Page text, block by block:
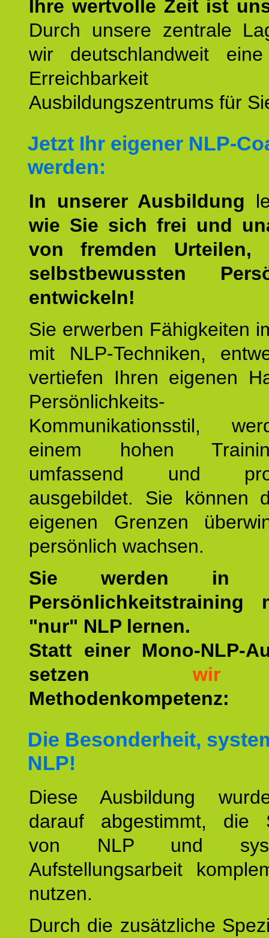
Ihre wertvolle Zeit ist
Durch unsere zentrale
wir deutschlandweit
Erreichbarkeit
Ausbildungszentrums für
Jetzt Ihr eigener NLP-
werden:
In unserer Ausbildung
wie Sie sich frei und
von fremden Urteilen,
selbstbewussten
entwickeln!
Sie erwerben Fähigkeiten
mit NLP-Techniken,
vertiefen Ihren eigenen
Kommunikationsstil,
einem hohen
umfassend und
ausgebildet. Sie können
eigenen Grenzen
persönlich wachsen.
Sie werden in
Persönlichkeitstraining
"nur" NLP lernen.
Statt einer Mono-NLP-
setzen wir
Methodenkompetenz:
Die Besonderheit,
NLP!
Diese Ausbildung
darauf abgestimmt, die
von NLP und
Aufstellungsarbeit
nutzen.
Durch die zusätzliche